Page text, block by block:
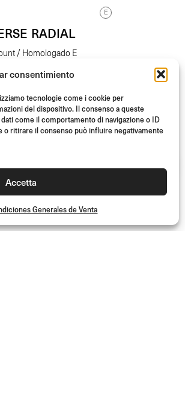
consentimiento
tecnologie come i cookie per
del dispositivo. Il consenso a queste
come il comportamento di navigazione o ID
o ritirare il consenso può influire negativamente
Accetta
Generales de Venta
E
RADIAL
/ Homologado E